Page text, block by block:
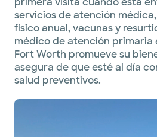
servicios de atención
físico anual, vacunas y
médico de atención primaria
Fort Worth promueve su
asegura de que esté al día
salud preventivos.